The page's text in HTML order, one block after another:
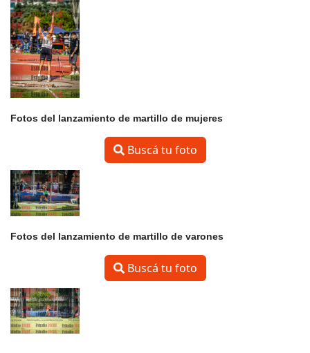
Fotos del lanzamiento de martillo de mujeres
Buscá tu foto
Fotos del lanzamiento de martillo de varones
Buscá tu foto